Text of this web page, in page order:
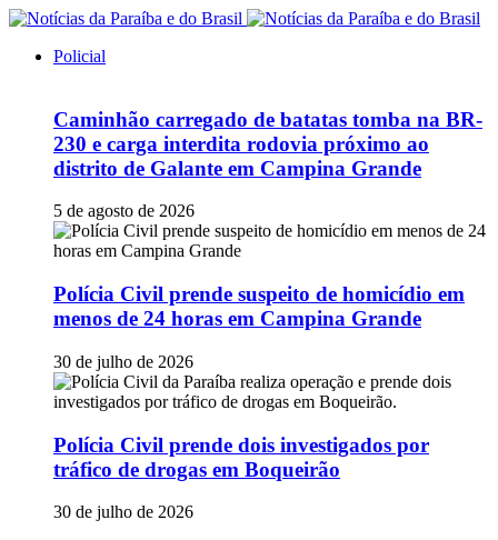
Policial
Caminhão carregado de batatas tomba na BR-
230 e carga interdita rodovia próximo ao
distrito de Galante em Campina Grande
5 de agosto de 2026
Polícia Civil prende suspeito de homicídio em
menos de 24 horas em Campina Grande
30 de julho de 2026
Polícia Civil prende dois investigados por
tráfico de drogas em Boqueirão
30 de julho de 2026